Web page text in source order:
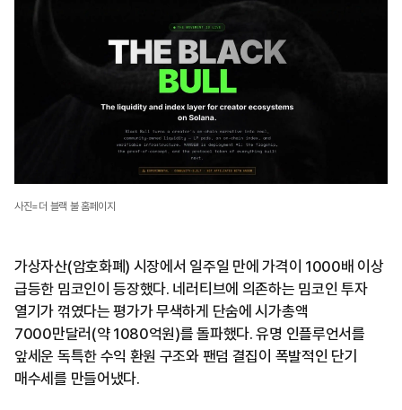
사진=더 블랙 불 홈페이지
가상자산(암호화폐) 시장에서 일주일 만에 가격이 1000배 이상
급등한 밈코인이 등장했다. 네러티브에 의존하는 밈코인 투자
열기가 꺾였다는 평가가 무색하게 단숨에 시가총액
7000만달러(약 1080억원)를 돌파했다. 유명 인플루언서를
앞세운 독특한 수익 환원 구조와 팬덤 결집이 폭발적인 단기
매수세를 만들어냈다.